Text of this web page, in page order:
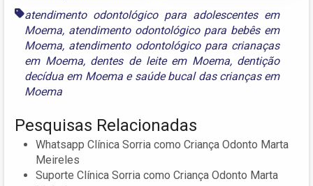
atendimento odontológico para adolescentes em
Moema, atendimento odontológico para bebês em
Moema, atendimento odontológico para crianaças
em Moema, dentes de leite em Moema, dentição
decídua em Moemae saúde bucal das crianças em
Moema
Pesquisas Relacionadas
Whatsapp Clínica Sorria como Criança Odonto Marta
Meireles
Suporte Clínica Sorria como Criança Odonto Marta